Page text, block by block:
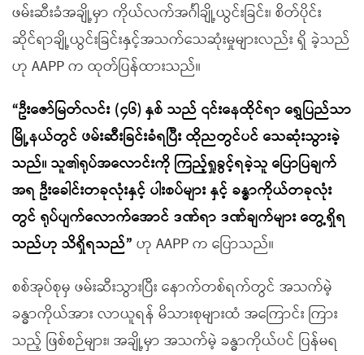
ဖမ်းဆီးခံအချို့မှာ ကိုယ်လက်အင်္ဂါချို့ယွင်းခြင်း၊ စိတ်ပိုင်း
ဆိုင်ရာချို့ယွင်းခြင်းနှင့်အသက်သေဆုံးမှုများလည်း ရှိ ခဲ့သည်
ဟု AAPP က ထုတ်ပြန်ထားသည်။
“ဦးဇော်မြတ်လင်း (၄၆) နှစ် သည် ၎င်းနေထိုင်ရာ ရွှေပြည်သာ
မြို့နယ်တွင် ဖမ်းဆီးခြင်းခံရပြီး ထိုညတွင်ပင် သေဆုံးသွားခဲ့
သည်။ သူ၏ရုပ်အလောင်းကို ကြည့်ရှုခွင့်ရခဲ့သူ ပြောပြချက်
အရ ဦးခေါင်းတခုလုံးနှင့် ပါးစပ်များ နှင့် ခန္ဓာကိုယ်တခုလုံး
တွင် ရုပ်ပျက်လောက်အောင် ဒဏ်ရာ ဒဏ်ချက်များ တွေ့ရှိရ
သည်ဟု သိရှိရသည်” ဟု AAPP က ပြောသည်။
စစ်အုပ်စုမှ ဖမ်းဆီးသွားပြီး နောက်တစ်ရက်တွင် အသက်မဲ့
ခန္ဓာကိုယ်အား လာယူရန် မိသားစုများထံ အကြောင်း ကြား
သည့် ဖြစ်စဉ်များ၊ အချို့မှာ အသက်မဲ့ ခန္ဓာကိုယ်ပင် ပြန်မရ